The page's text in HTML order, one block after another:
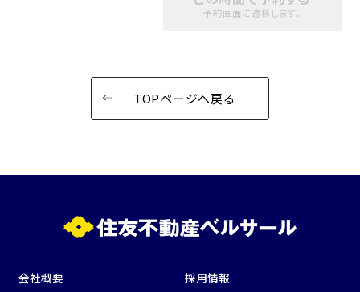
予約画面に遷移します。
TOPページへ戻る
会社概要
採用情報